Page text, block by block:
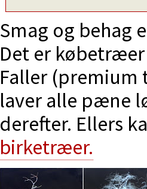
Smag og behag
Det er
Faller (premium
laver alle pæne
derefter. Ellers
birketræer.